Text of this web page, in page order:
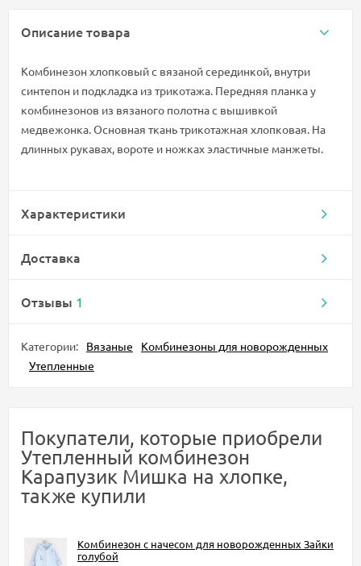
Описание товара
Комбинезон хлопковый с вязаной серединкой, внутри
синтепон и подкладка из трикотажа. Передняя планка у
комбинезонов из вязаного полотна с вышивкой
медвежонка. Основная ткань трикотажная хлопковая. На
длинных рукавах, вороте и ножках эластичные манжеты.
Характеристики
Доставка
Отзывы 1
Категории: Вязаные
Комбинезоны для новорожденных
Утепленные
Покупатели, которые приобрели
Утепленный комбинезон
Карапузик Мишка на хлопке,
также купили
Комбинезон с начесом для новорожденных Зайки
голубой